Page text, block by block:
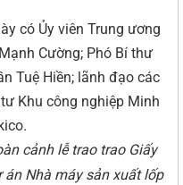
có Ủy viên Trung ương
Cường; Phó Bí thư
Tuệ Hiền; lãnh đạo các
Khu công nghiệp Minh
.
cảnh lễ trao trao Giấy
Nhà máy sản xuất lốp